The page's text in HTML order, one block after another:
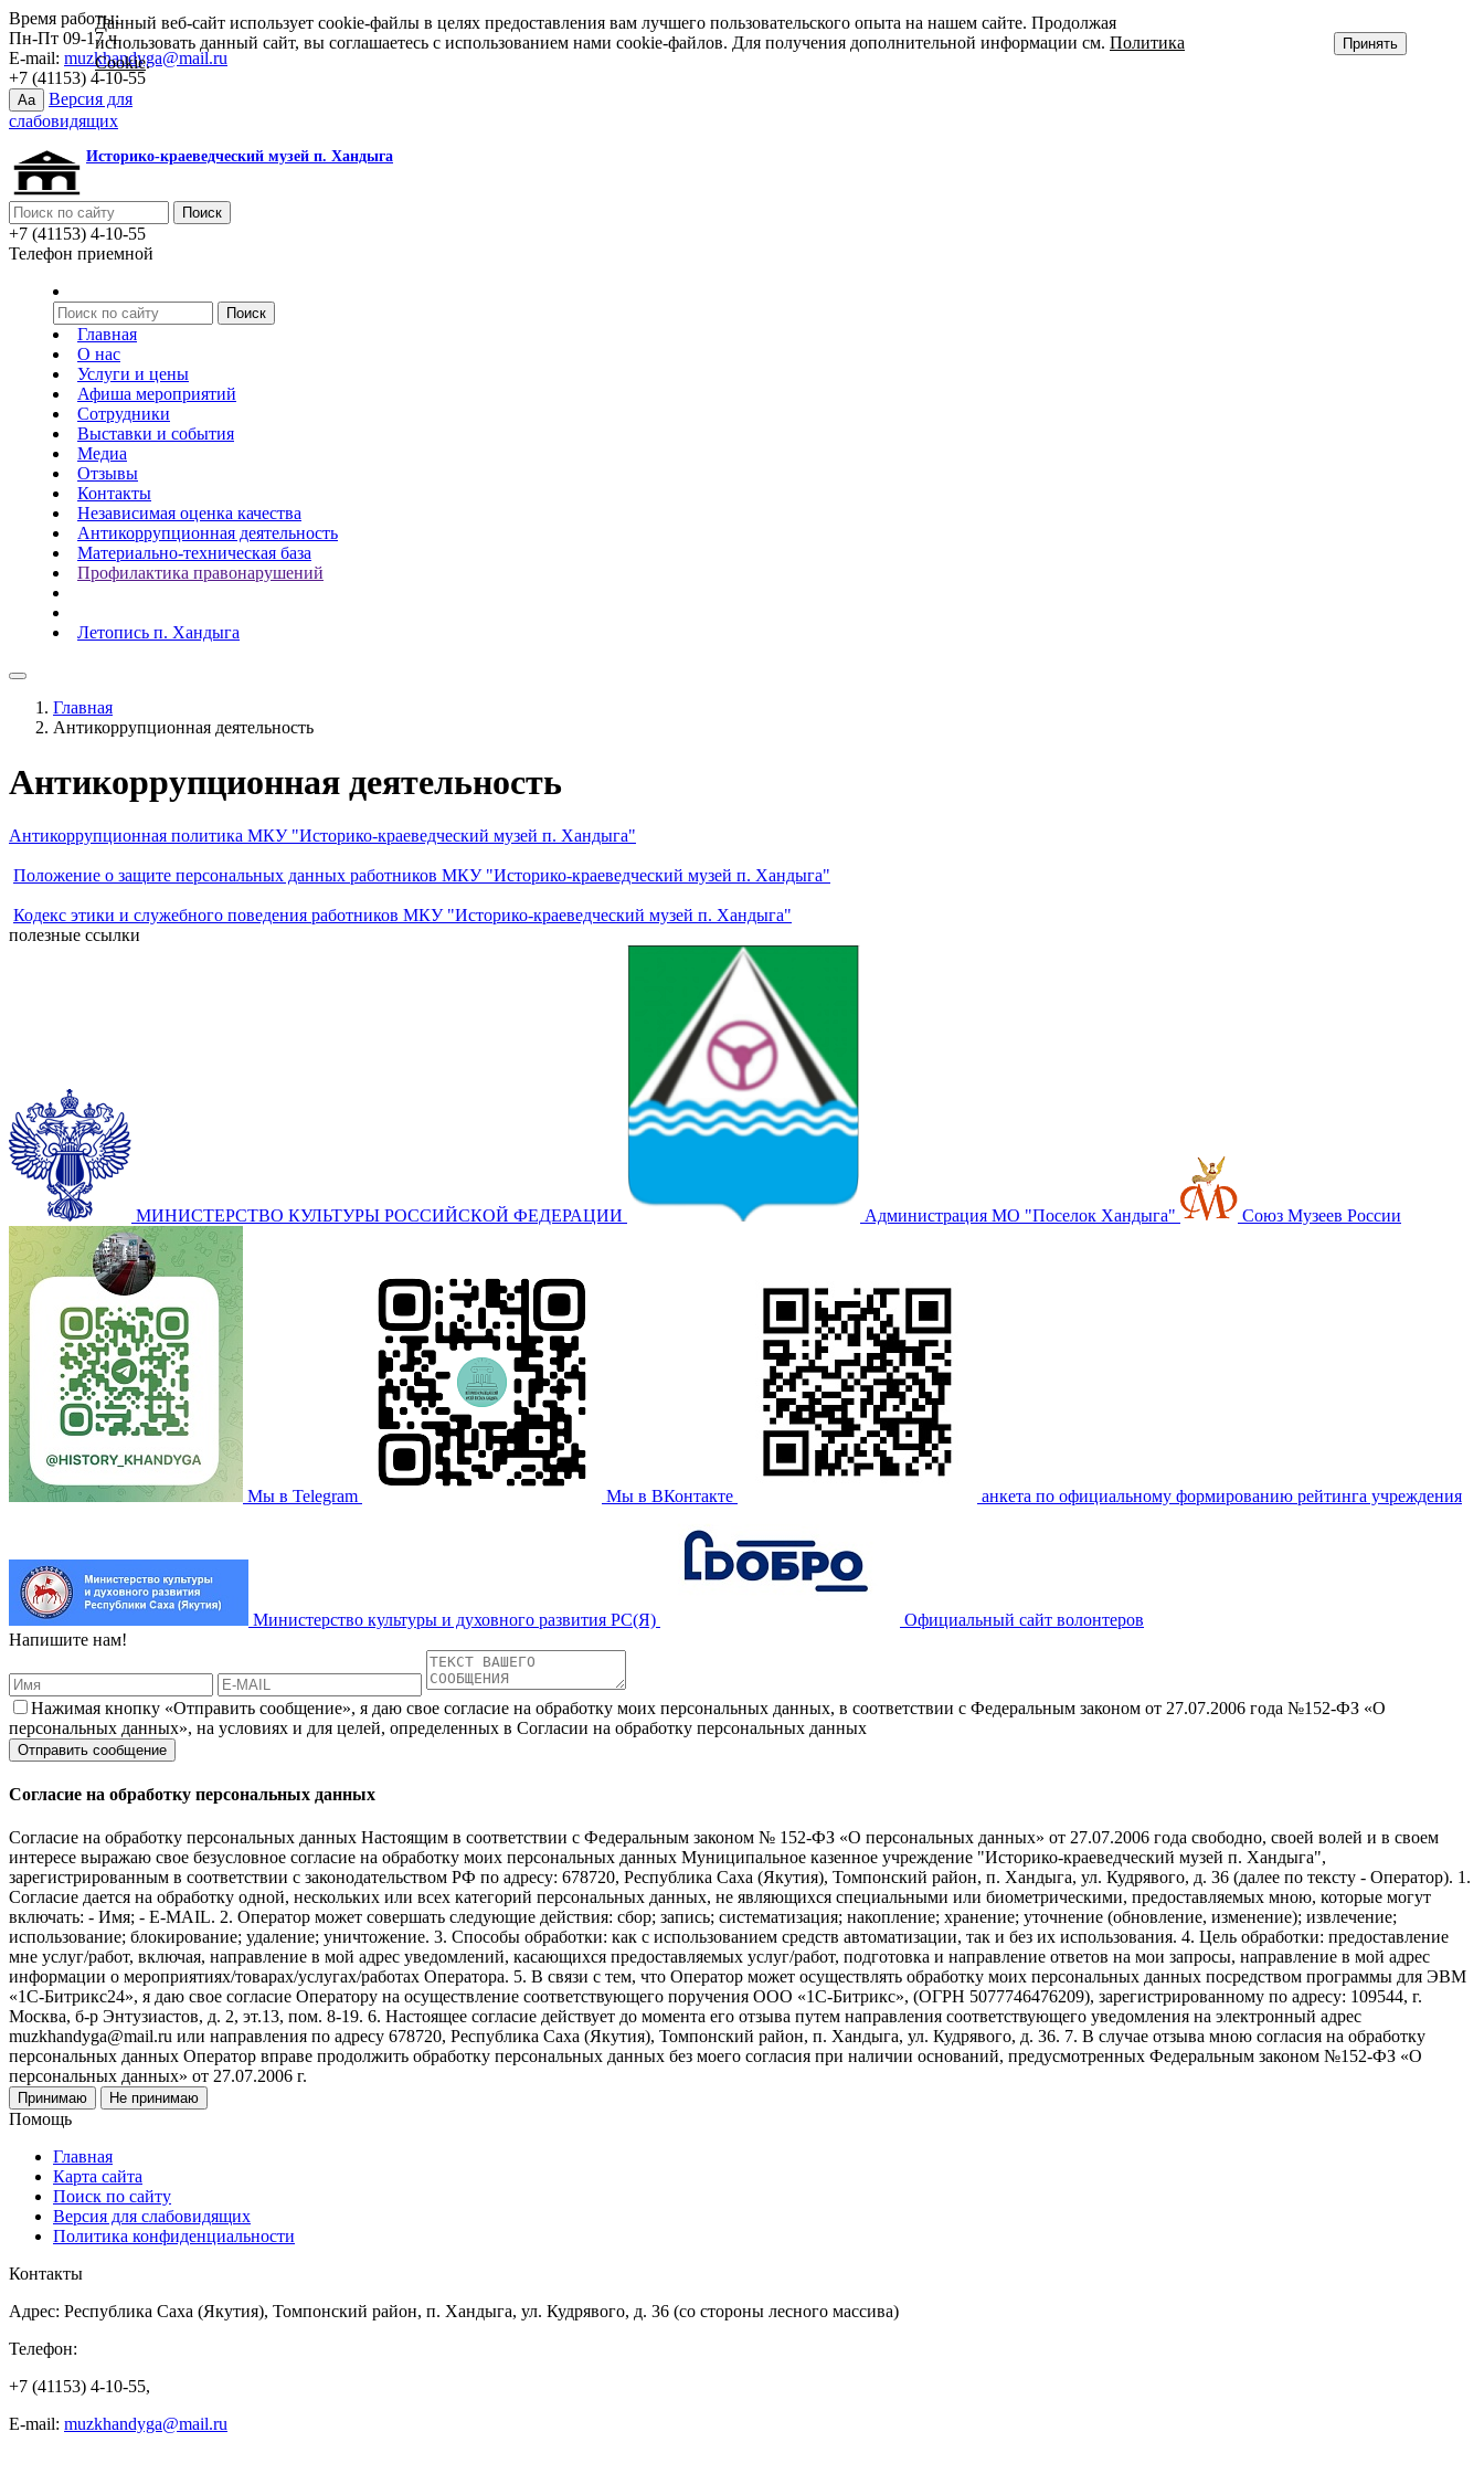
Время работы:
Пн-Пт 09-17 ч
E-mail: muzkhandyga@mail.ru
+7 (41153) 4-10-55
Aa
Версия для
слабовидящих
Историко-краеведческий музей п. Хандыга
+7 (41153) 4-10-55
Телефон приемной
Главная
О нас
Услуги и цены
Афиша мероприятий
Сотрудники
Выставки и события
Медиа
Отзывы
Контакты
Независимая оценка качества
Антикоррупционная деятельность
Материально-техническая база
Профилактика правонарушений
Летопись п. Хандыга
Главная
Антикоррупционная деятельность
Антикоррупционная деятельность
Антикоррупционная политика МКУ "Историко-краеведческий музей п. Хандыга"
Положение о защите персональных данных работников МКУ "Историко-краеведческий музей п. Хандыга"
Кодекс этики и служебного поведения работников МКУ "Историко-краеведческий музей п. Хандыга"
полезные ссылки
МИНИСТЕРСТВО КУЛЬТУРЫ РОССИЙСКОЙ ФЕДЕРАЦИИ Администрация МО "Поселок Хандыга" Союз Музеев России
Мы в Telegram Мы в ВКонтакте анкета по официальному формированию рейтинга учреждения
Министерство культуры и духовного развития РС(Я)
Официальный сайт волонтеров
Напишите нам!
Нажимая кнопку «Отправить сообщение», я даю свое согласие на обработку моих персональных данных, в соответствии с Федеральным законом от 27.07.2006 года №152-ФЗ «О
персональных данных», на условиях и для целей, определенных в Согласии на обработку персональных данных
Согласие на обработку персональных данных
Согласие на обработку персональных данных Настоящим в соответствии с Федеральным законом № 152-ФЗ «О персональных данных» от 27.07.2006 года свободно, своей волей и в своем
интересе выражаю свое безусловное согласие на обработку моих персональных данных Муниципальное казенное учреждение "Историко-краеведческий музей п. Хандыга",
зарегистрированным в соответствии с законодательством РФ по адресу: 678720, Республика Саха (Якутия), Томпонский район, п. Хандыга, ул. Кудрявого, д. 36 (далее по тексту - Оператор). 1.
Согласие дается на обработку одной, нескольких или всех категорий персональных данных, не являющихся специальными или биометрическими, предоставляемых мною, которые могут
включать: - Имя; - E-MAIL. 2. Оператор может совершать следующие действия: сбор; запись; систематизация; накопление; хранение; уточнение (обновление, изменение); извлечение;
использование; блокирование; удаление; уничтожение. 3. Способы обработки: как с использованием средств автоматизации, так и без их использования. 4. Цель обработки: предоставление
мне услуг/работ, включая, направление в мой адрес уведомлений, касающихся предоставляемых услуг/работ, подготовка и направление ответов на мои запросы, направление в мой адрес
информации о мероприятиях/товарах/услугах/работах Оператора. 5. В связи с тем, что Оператор может осуществлять обработку моих персональных данных посредством программы для ЭВМ
«1С-Битрикс24», я даю свое согласие Оператору на осуществление соответствующего поручения ООО «1С-Битрикс», (ОГРН 5077746476209), зарегистрированному по адресу: 109544, г.
Москва, б-р Энтузиастов, д. 2, эт.13, пом. 8-19. 6. Настоящее согласие действует до момента его отзыва путем направления соответствующего уведомления на электронный адрес
muzkhandyga@mail.ru или направления по адресу 678720, Республика Саха (Якутия), Томпонский район, п. Хандыга, ул. Кудрявого, д. 36. 7. В случае отзыва мною согласия на обработку
персональных данных Оператор вправе продолжить обработку персональных данных без моего согласия при наличии оснований, предусмотренных Федеральным законом №152-ФЗ «О
персональных данных» от 27.07.2006 г.
Принимаю Не принимаю
Помощь
Главная
Карта сайта
Поиск по сайту
Версия для слабовидящих
Политика конфиденциальности
Контакты
Адрес: Республика Саха (Якутия), Томпонский район, п. Хандыга, ул. Кудрявого, д. 36 (со стороны лесного массива)
Телефон:
+7 (41153) 4-10-55,
E-mail: muzkhandyga@mail.ru
Данный веб-сайт использует cookie-файлы в целях предоставления вам лучшего пользовательского опыта на нашем сайте. Продолжая
использовать данный сайт, вы соглашаетесь с использованием нами cookie-файлов. Для получения дополнительной информации см. Политика
Cookie.
Принять